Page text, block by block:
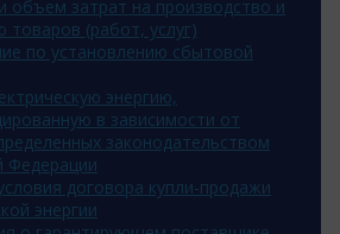
объем затрат на производство и
товаров (работ, услуг)
по установлению сбытовой
энергию,
в зависимости от
законодательством
Федерации
договора купли-продажи
энергии